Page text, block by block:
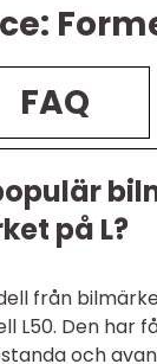
FAQ
på L?
från
L50. Den har
och